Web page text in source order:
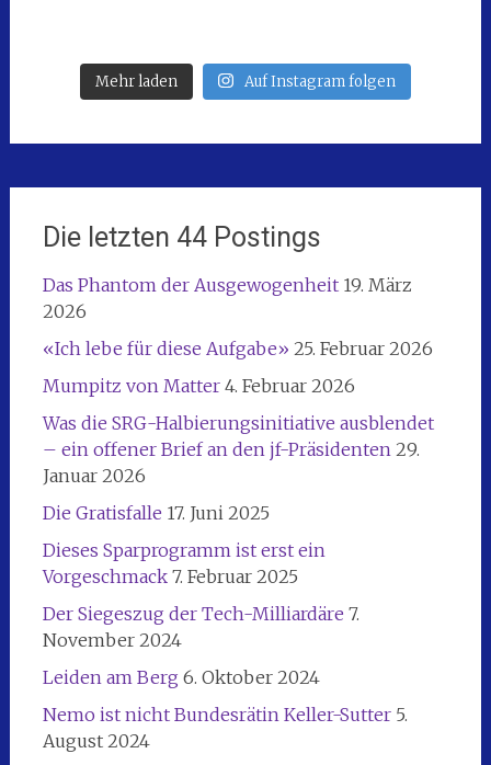
Mehr laden Auf Instagram folgen
Die letzten 44 Postings
Das Phantom der Ausgewogenheit 19. März
2026
«Ich lebe für diese Aufgabe» 25. Februar 2026
Mumpitz von Matter 4. Februar 2026
Was die SRG-Halbierungsinitiative ausblendet
– ein offener Brief an den jf-Präsidenten 29.
Januar 2026
Die Gratisfalle 17. Juni 2025
Dieses Sparprogramm ist erst ein
Vorgeschmack 7. Februar 2025
Der Siegeszug der Tech-Milliardäre 7.
November 2024
Leiden am Berg 6. Oktober 2024
Nemo ist nicht Bundesrätin Keller-Sutter 5.
August 2024